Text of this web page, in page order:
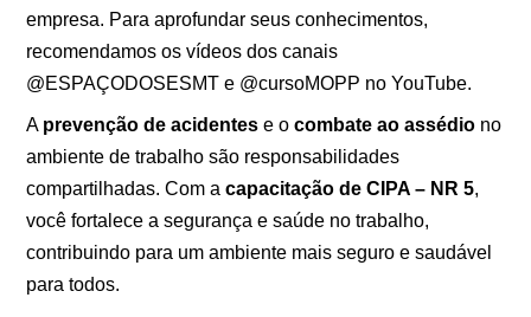
empresa. Para aprofundar seus conhecimentos,
recomendamos os vídeos dos canais
@ESPAÇODOSESMT e @cursoMOPP no YouTube.
A prevenção de acidentes e ocombate ao assédio no
ambiente de trabalho são responsabilidades
compartilhadas. Com acapacitação de CIPA – NR 5,
você fortalece a segurança e saúde no trabalho,
contribuindo para um ambiente mais seguro e saudável
para todos.